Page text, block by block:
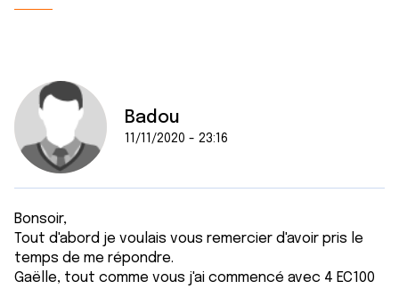
Badou
11/11/2020 - 23:16
Bonsoir,
Tout d'abord je voulais vous remercier d'avoir pris le
temps de me répondre.
Gaëlle, tout comme vous j'ai commencé avec 4 EC100